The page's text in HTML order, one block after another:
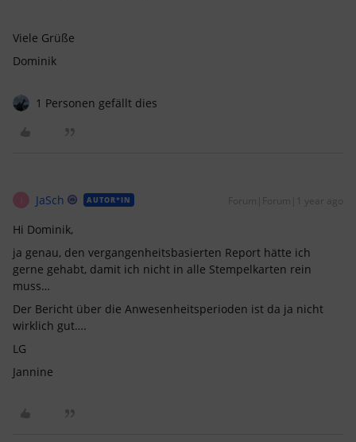
Viele Grüße
Dominik
1 Personen gefällt dies
JaSch AUTOR*IN Forum|Forum|1 year ago
Hi Dominik,
ja genau, den vergangenheitsbasierten Report hätte ich
gerne gehabt, damit ich nicht in alle Stempelkarten rein
muss…
Der Bericht über die Anwesenheitsperioden ist da ja nicht
wirklich gut….
LG
Jannine